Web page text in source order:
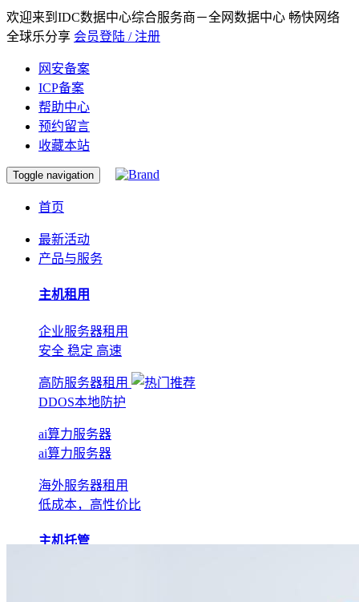
欢迎来到IDC数据中心综合服务商－全网数据中心 畅快网络
全球乐分享 会员登陆 / 注册
网安备案
ICP备案
帮助中心
预约留言
收藏本站
Toggle navigation
首页
最新活动
产品与服务
主机租用
企业服务器租用
安全 稳定 高速
高防服务器租用
DDOS本地防护
ai算力服务器
ai算力服务器
海外服务器租用
低成本，高性价比
主机托管